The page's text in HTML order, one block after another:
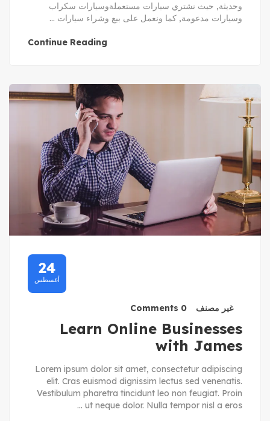
وحديثة, حيث نشتري سيارات مستعملةوسيارات سكراب
وسيارات مدعومة, كما ونعمل على بيع وشراء سيارات ...
Continue Reading
24
أغسطس
غير مصنف 0 Comments
Learn Online Businesses
with James
Lorem ipsum dolor sit amet, consectetur adipiscing
elit. Cras euismod dignissim lectus sed venenatis.
Vestibulum pharetra tincidunt leo non feugiat. Proin
ut neque dolor. Nulla tempor nisl a eros ...